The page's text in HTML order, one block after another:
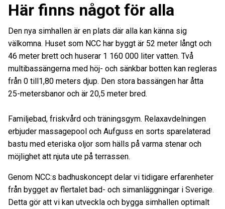
Här finns något för alla
Den nya simhallen är en plats där alla kan känna sig
välkomna. Huset som NCC har byggt är 52 meter långt och
46 meter brett och huserar 1 160 000 liter vatten. Två
multibassängerna med höj- och sänkbar botten kan regleras
från 0 till1,80 meters djup. Den stora bassängen har åtta
25-metersbanor och är 20,5 meter bred.
Familjebad, friskvård och träningsgym. Relaxavdelningen
erbjuder massagepool och Aufguss en sorts sparelaterad
bastu med eteriska oljor som hälls på varma stenar och
möjlighet att njuta ute på terrassen.
Genom NCC:s badhuskoncept delar vi tidigare erfarenheter
från bygget av flertalet bad- och simanläggningar i Sverige.
Detta gör att vi kan utveckla och bygga simhallen optimalt